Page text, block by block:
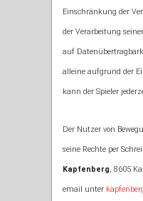
Einschränkung der
der Verarbeitung
auf
alleine aufgrund der
kann der Spieler
Der Nutzer von
seine Rechte per
Kapfenberg, 8605
email unter